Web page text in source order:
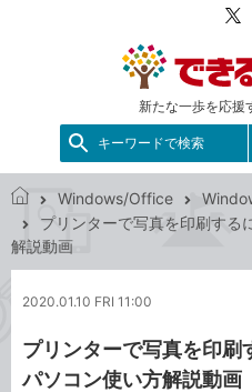
新たな一歩を応援
キーワードで検索
で
き
ッ
Windows/Office
プリンターで写真を印刷す
解説動画
2020.01.10 FRI 11:00
プリンターで写真を印
パソコン使い方解説動画